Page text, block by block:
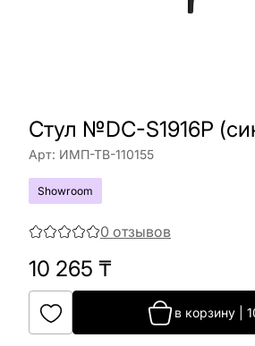
Cтул №DC-S1916P
Арт: ИМП-ТВ-110155
Showroom
0 отзывов
10 265 ₸
в корзину